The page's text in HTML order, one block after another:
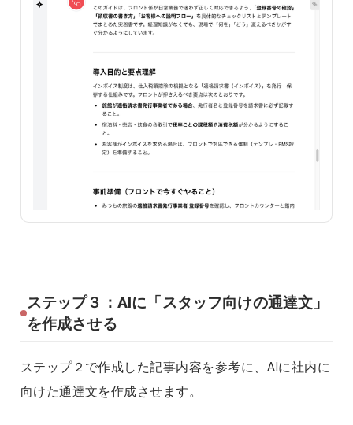
ステップ３：AIに「スタッフ向けの通達文」
を作成させる
ステップ２で作成した記事内容を参考に、AIに社内に
向けた通達文を作成させます。